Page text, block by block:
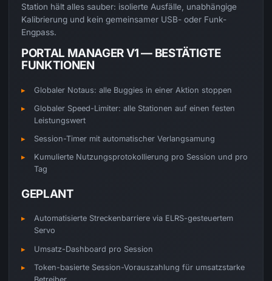
Station hält alles sauber: isolierte Ausfälle, unabhängige
Kalibrierung und kein gemeinsamer USB- oder Funk-
Engpass.
PORTAL MANAGER V1 — BESTÄTIGTE
FUNKTIONEN
Globaler Notaus: alle Buggies in einer Aktion stoppen
Globaler Speed-Limiter: alle Stationen auf einen festen
Leistungswert
Session-Timer mit automatischer Verlangsamung
Kumulierte Nutzungsprotokollierung pro Session und pro
Tag
GEPLANT
Automatisierte Streckenbarriere via ELRS-gesteuertem
Servo
Umsatz-Dashboard pro Session
Token-basierte Session-Vorauszahlung für umsatzstarke